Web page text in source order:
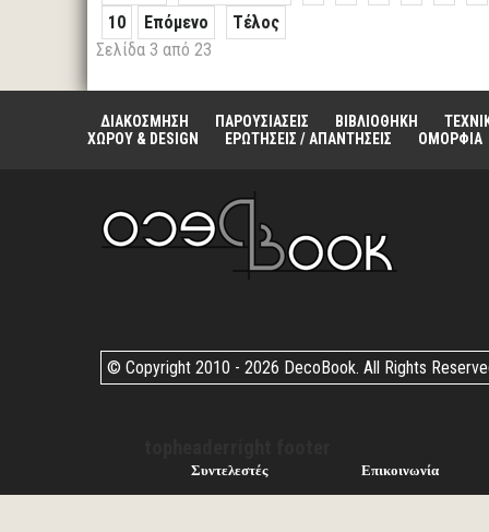
10
Επόμενο
Τέλος
Σελίδα 3 από 23
ΔΙΑΚΟΣΜΗΣΗ ΠΑΡΟΥΣΙΑΣΕΙΣ ΒΙΒΛΙΟΘΗΚΗ
ΧΩΡΟΥ & DESIGN
ΕΡΩΤΗΣΕΙΣ / ΑΠΑΝΤΗΣΕΙΣ ΟΜΟΡΦΙΑ
© Copyright 2010 - 2026 DecoBook. All Rights
Συντελεστές Επικοινωνία